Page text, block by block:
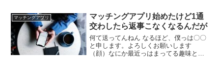
絞らんかったら10代から60代おる 普通に
PEARSやっとけ ペアーズのことか？
マッチングアプリ
マッチングアプリ始めたけど1通
交わしたら返事こなくなるんだが
何て送ってんねん なるほど、僕っは〇〇
と申します。よろしくお願いします
（顔）なにか最近っはまってる趣味とか